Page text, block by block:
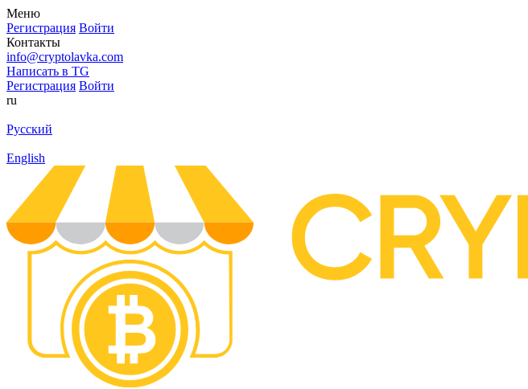
Меню
Регистрация Войти
Контакты
info@cryptolavka.com
Написать в TG
Регистрация Войти
ru
Русский
English